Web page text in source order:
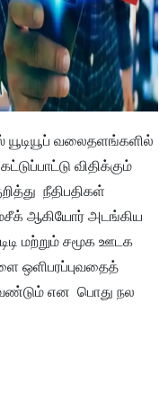
யூடியூப் வலைதளங்களில்
விதிக்கும்
நீதிபதிகள்
ஆகியோர் அடங்கிய
மற்றும் சமூக ஊடக
ஒளிபரப்புவதைத்
என பொது நல